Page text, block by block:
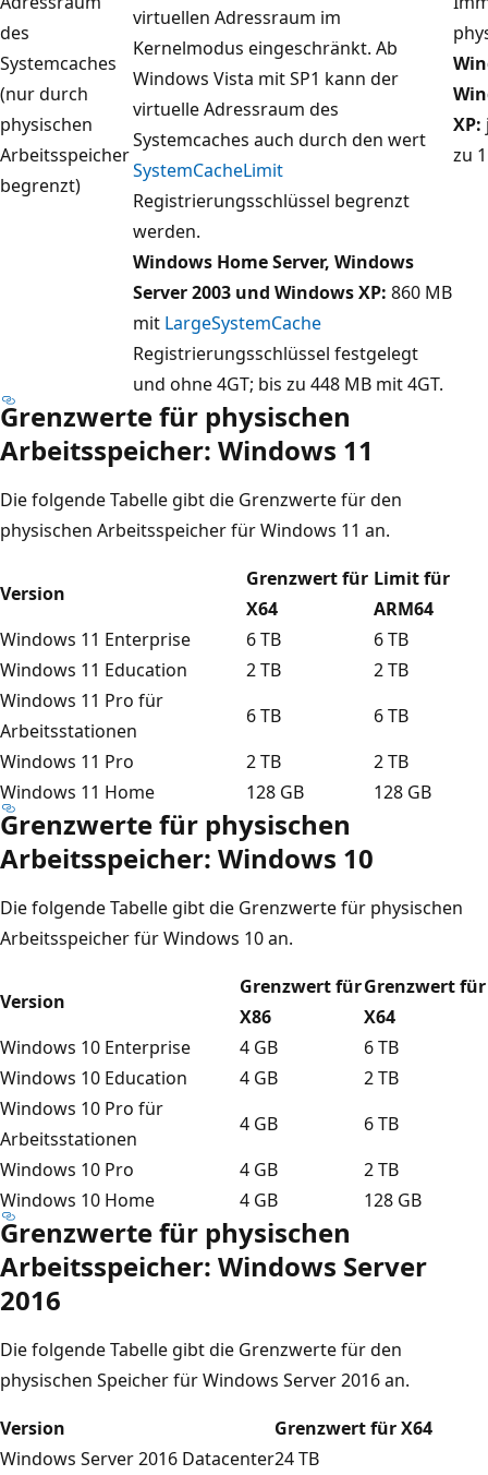
des
Systemcaches
(nur durch
physischen
Arbeitsspeicher
begrenzt)
virtuellen Adressraum im
Kernelmodus eingeschränkt. Ab
Windows Vista mit SP1 kann der
virtuelle Adressraum des
Systemcaches auch durch den wert
SystemCacheLimit
Registrierungsschlüssel begrenzt
werden.
Windows Home Server, Windows
Server 2003 und Windows XP: 860 MB
mit LargeSystemCache
Registrierungsschlüssel festgelegt
und ohne 4GT; bis zu 448 MB mit 4GT.
XP:
zu
Grenzwerte für physischen
Arbeitsspeicher: Windows 11
Die folgende Tabelle gibt die Grenzwerte für den
physischen Arbeitsspeicher für Windows 11 an.
Version
Grenzwert für
X64
Limit für
ARM64
Windows 11 Enterprise
6 TB
6 TB
Windows 11 Education
2 TB
2 TB
Windows 11 Pro für
Arbeitsstationen
6 TB
6 TB
Windows 11 Pro
2 TB
2 TB
Windows 11 Home
128 GB 128 GB
Grenzwerte für physischen
Arbeitsspeicher: Windows 10
Die folgende Tabelle gibt die Grenzwerte für physischen
Arbeitsspeicher für Windows 10 an.
Version
Grenzwert für
X86
Grenzwert für
X64
Windows 10 Enterprise
4 GB
6 TB
Windows 10 Education
4 GB
2 TB
Windows 10 Pro für
Arbeitsstationen
4 GB
6 TB
Windows 10 Pro
4 GB
2 TB
Windows 10 Home
4 GB 128 GB
Grenzwerte für physischen
Arbeitsspeicher: Windows Server
2016
Die folgende Tabelle gibt die Grenzwerte für den
physischen Speicher für Windows Server 2016 an.
Version
Grenzwert für X64
Windows Server 2016 Datacenter24 TB